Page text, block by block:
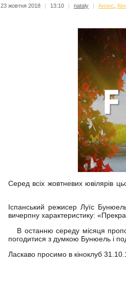
23 жовтня 2018 | 13:10 | nataly | Анонс
Серед всіх жовтневих ювілярів
Іспанський режисер Луїс
вичерпну характеристику:
В останню середу місяця
погодитися з думкою Бунюель і
Ласкаво просимо в кіноклуб